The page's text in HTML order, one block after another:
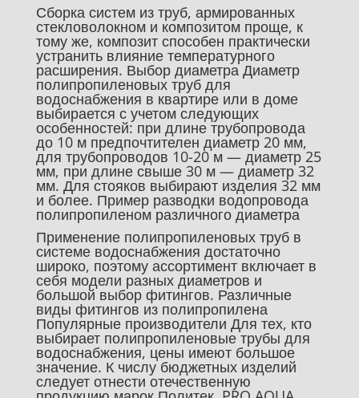
Сборка систем из труб, армированных
стекловолокном и композитом проще, к
тому же, композит способен практически
устранить влияние температурного
расширения. Выбор диаметра Диаметр
полипропиленовых труб для
водоснабжения в квартире или в доме
выбирается с учетом следующих
особенностей: при длине трубопровода
до 10 м предпочтителен диаметр 20 мм,
для трубопроводов 10-20 м — диаметр 25
мм, при длине свыше 30 м — диаметр 32
мм. Для стояков выбирают изделия 32 мм
и более. Пример разводки водопровода
полипропиленом различного диаметра
Применение полипропиленовых труб в
системе водоснабжения достаточно
широко, поэтому ассортимент включает в
себя модели разных диаметров и
большой выбор фитингов. Различные
виды фитингов из полипропилена
Популярные производители Для тех, кто
выбирает полипропиленовые трубы для
водоснабжения, цены имеют большое
значение. К числу бюджетных изделий
следует отнести отечественную